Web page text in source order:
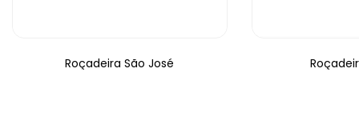
Roçadeira São José